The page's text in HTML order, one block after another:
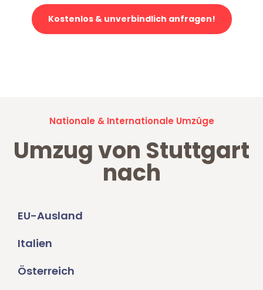
Kostenlos & unverbindlich anfragen!
Nationale & Internationale Umzüge
Umzug von Stuttgart
nach
EU-Ausland
Italien
Österreich